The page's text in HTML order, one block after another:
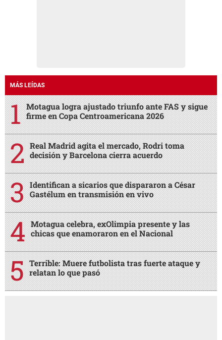
MÁS LEÍDAS
Motagua logra ajustado triunfo ante FAS y sigue
firme en Copa Centroamericana 2026
Real Madrid agita el mercado, Rodri toma
decisión y Barcelona cierra acuerdo
Identifican a sicarios que dispararon a César
Gastélum en transmisión en vivo
Motagua celebra, exOlimpia presente y las
chicas que enamoraron en el Nacional
Terrible: Muere futbolista tras fuerte ataque y
relatan lo que pasó